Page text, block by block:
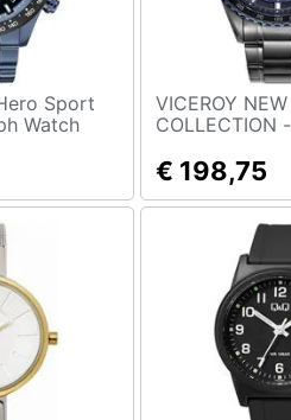
Watch
VICEROY NEW
COLLECTION - Viceroy
€ 198,75